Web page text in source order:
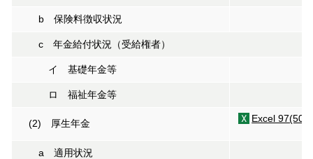
b 保険料徴収状況
c 年金給付状況（受給権者）
イ 基礎年金等
ロ 福祉年金等
(2) 厚生年金 Excel
a 適用状況